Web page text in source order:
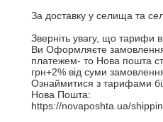
За доставку у селища та
Зверніть увагу, що тарифи
Ви Оформляєте
платежем- то Нова пошта
грн+2% від суми
Ознаймитися з тарифами
Нова Пошта:
https://novaposhta.ua/